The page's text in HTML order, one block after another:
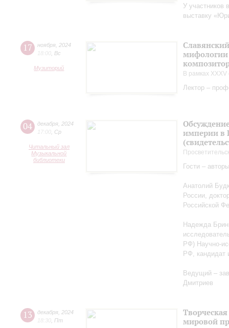
У участников
выставку
17 ноября 2024
18:00 Вс
Музиторий
мифологии
В рамках
Лектор –
04 декабря 2024
17:00 Ср
Читальный зал
Музыкальной
библиотеки
империи в
Гости –
Анатолий
России,
Российской
Надежда
РФ) Научно-
РФ, кандидат
Ведущий –
Дмитриев
13 декабря 2024
18:30 Пт
мировой